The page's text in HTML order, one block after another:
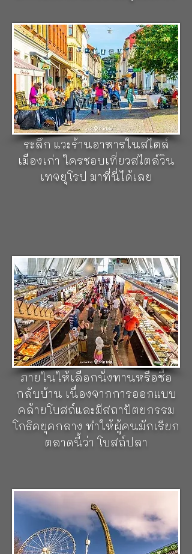
ย่านเมืองเก่าฮากา (Haga)ย่าน
เมืองเก่าแก่ที่สุดแห่งหนึ่งของ
เมืองกอเทนเบิร์ก เต็มไปด้วยบ้าน
เรือนที่ยังคงอนุรักษ์ไว้เป็นอย่างดี
ซึ่งจะมีลักษณะ ชั้นแรกเป็นอิฐ ชั้น
ที่เหลือเป็นไม้ มีร้านคามากมาย
ให้นักท่องเที่ยวได้แวะซื้อของที่
ระลึก แวะร้านอาหารในสไตล์
เมืองเก่า ใครชอบเที่ยวสไตล์วิน
เทจยุโรป มาที่นี่ได้เลย
ตลาดปลา (Feskekorka)ตลาดที่
เน้นขายอาหารทะเลสด กุ้ง หอย
ปู ปลาโดยเฉพาะ ตลาดลักษณะ
อาคารที่เหมือนโบสถ์ โดยนักท่อง
เที่ยวและคนในพื้นที่จะมาจับจ่าย
ซื้อของทะเลสด และภายในตลาด
ที่กว้างขวาง ยังมีร้านอาหาร
ภายในให้เลือกนั่งทานหรือซื้อ
กลับบ้าน เนื่องจากการออกแบบ
คล้ายโบสถ์และมีสถาปัตยกรรม
โกธิคยุคกลาง ทำให้ผู้คนมักเรียก
ตลาดนี้ว่า โบสถ์ปลา
พิพิธภัณฑ์ทางวิทยาศาสตร์
(Universeum)ที่นี่เป็นศูนย์กลาง
ทางวิทยาศาสตร์แห่งชาติของชาว
สวีเดน เหมาะแก่การพาเด็กๆ มา